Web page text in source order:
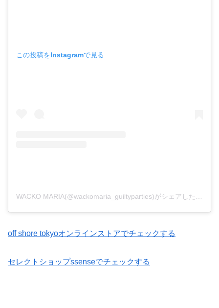
この投稿をInstagramで見る
off shore tokyoオンラインストアでチェックする
セレクトショップssenseでチェックする